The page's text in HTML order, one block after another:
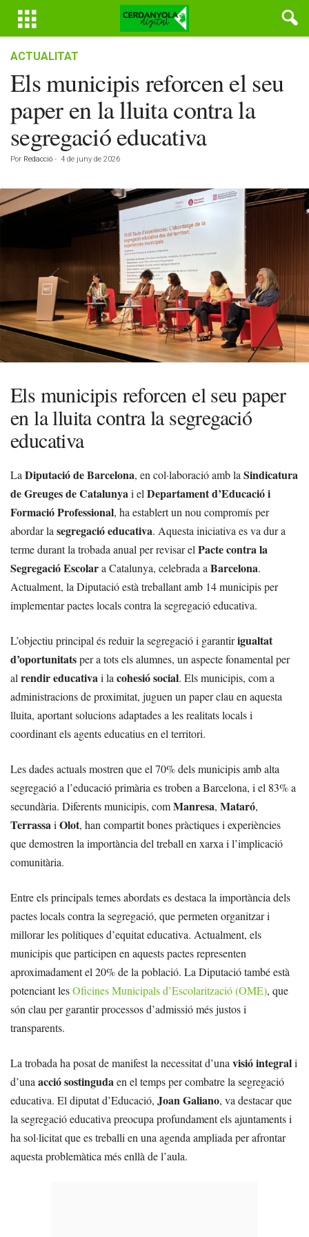
ACTUALITAT
Els municipis reforcen el seu
paper en la lluita contra la
segregació educativa
Por Redacció - 4 de juny de 2026
Els municipis reforcen el seu paper
en la lluita contra la segregació
educativa
La Diputació de Barcelona, en col·laboració amb la Sindicatura
de Greuges de Catalunyai el Departament d’Educació i
Formació Professional, ha establert un nou compromís per
abordar la segregació educativa. Aquesta iniciativa es va dur a
terme durant la trobada anual per revisar el Pacte contra la
Segregació Escolara Catalunya, celebrada a Barcelona.
Actualment, la Diputació està treballant amb 14 municipis per
implementar pactes locals contra la segregació educativa.
L’objectiu principal és reduir la segregació i garantirigualtat
d’oportunitatsper a tots els alumnes, un aspecte fonamental per
al rendir educativai la cohesió social. Els municipis, com a
administracions de proximitat, juguen un paper clau en aquesta
lluita, aportant solucions adaptades a les realitats locals i
coordinant els agents educatius en el territori.
Les dades actuals mostren que el 70% dels municipis amb alta
segregació a l’educació primària es troben a Barcelona, i el 83% a
secundària. Diferents municipis, comManresa, Mataró,
Terrassai Olot, han compartit bones pràctiques i experiències
que demostren la importància del treball en xarxa i l’implicació
comunitària.
Entre els principals temes abordats es destaca la importància dels
pactes locals contra la segregació, que permeten organitzar i
millorar les polítiques d’equitat educativa. Actualment, els
municipis que participen en aquests pactes representen
aproximadament el 20% de la població. La Diputació també està
potenciant lesOficines Municipals d’Escolarització (OME), que
són clau per garantir processos d’admissió més justos i
transparents.
La trobada ha posat de manifest la necessitat d’una visió integrali
d’una acció sostingudaen el temps per combatre la segregació
educativa. El diputat d’Educació, Joan Galiano, va destacar que
la segregació educativa preocupa profundament els ajuntaments i
ha sol·licitat que es treballi en una agenda ampliada per afrontar
aquesta problemàtica més enllà de l’aula.